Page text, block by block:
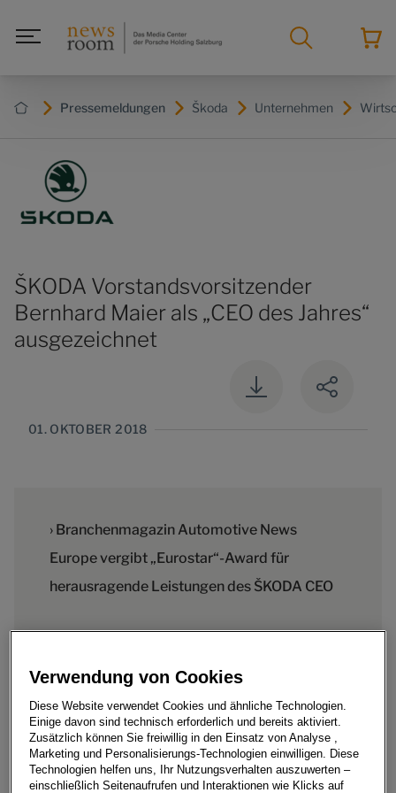
Pressemeldungen Škoda Unternehmen
ŠKODA Vorstandsvorsitzender
Bernhard Maier als „CEO des Jahres“
ausgezeichnet
01. OKTOBER 2018
› Branchenmagazin Automotive News
Europe vergibt „Eurostar“-Award für
herausragende Leistungen des ŠKODA CEO
› Auszeichnung würdigt dynamische
Absatzsteigerung, exzellente Geschäftsergebnisse
und attraktive Modellneuheiten von ŠKODA unter
Verwendung von Cookies
Diese Website verwendet Cookies und ähnliche Technologien.
Einige davon sind technisch erforderlich und bereits aktiviert.
Zusätzlich können Sie freiwillig in den Einsatz von Analyse ,
Marketing und Personalisierungs-Technologien einwilligen. Diese
Technologien helfen uns, Ihr Nutzungsverhalten auszuwerten –
einschließlich Seitenaufrufen und Interaktionen wie Klicks auf